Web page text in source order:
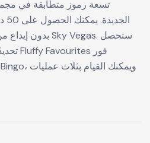
تسعة رموز متطابقة في